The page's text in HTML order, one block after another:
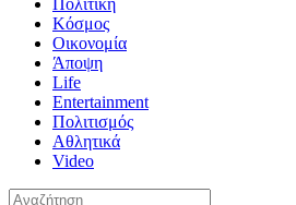
Πολιτική
Κόσμος
Οικονομία
Άποψη
Life
Entertainment
Πολιτισμός
Αθλητικά
Video